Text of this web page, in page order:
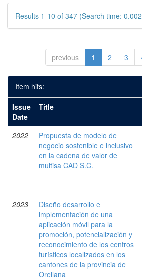
Results 1-10 of 347 (Search time:
previous 1 2 3
Item hits:
Issue
Date
Title
2022
Propuesta de modelo de
negocio sostenible e inclusivo
en la cadena de valor de
multisa CAD S.C.
2023
Diseño desarrollo e
implementación de una
aplicación móvil para la
promoción, potencialización y
reconocimiento de los centros
turísticos localizados en los
cantones de la provincia de
Orellana